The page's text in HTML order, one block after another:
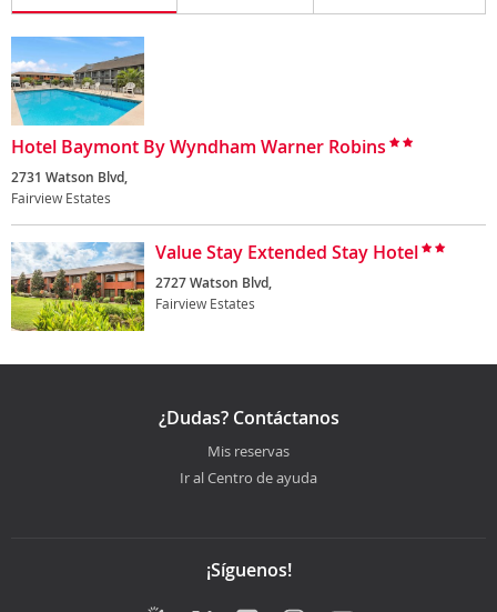
Hotel Baymont By Wyndham Warner Robins
2731 Watson Blvd,
Fairview Estates
Value Stay Extended Stay Hotel
2727 Watson Blvd,
Fairview Estates
¿Dudas? Contáctanos
Mis reservas
Ir al Centro de ayuda
¡Síguenos!